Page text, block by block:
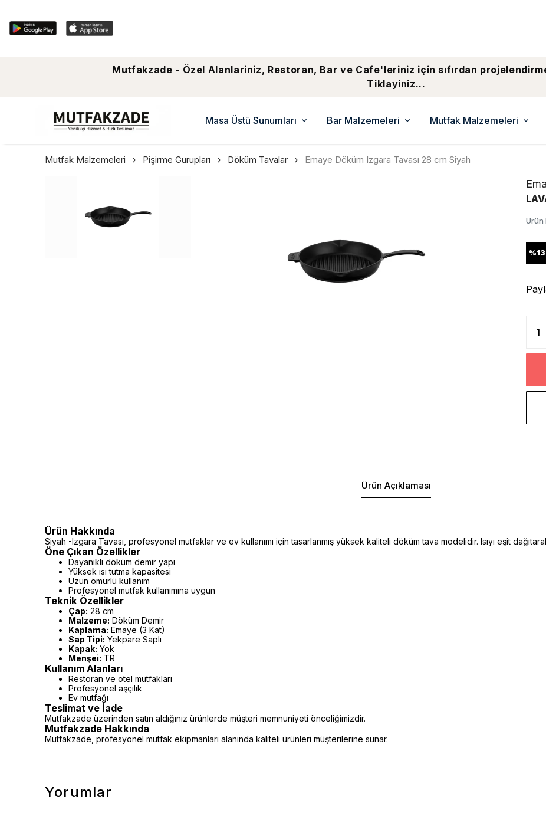
Mutfakzade - Özel Alanlariniz, Restoran, Bar ve Cafe'leriniz için sıfırdan
Tiklayiniz...
Masa Üstü Sunumları Bar Malzemeleri Mutfak Malzemeleri
Mutfak Malzemeleri Pişirme Gurupları Döküm Tavalar Emaye Döküm Izgara Tavası 28 cm Siyah
Ürün
%13
Ürün Açıklaması
Ürün Hakkında
Siyah -Izgara Tavası, profesyonel mutfaklar ve ev kullanımı için tasarlanmış yüksek kaliteli döküm tava modelidir. Isıyı eşit
Öne Çıkan Özellikler
Dayanıklı döküm demir yapı
Yüksek ısı tutma kapasitesi
Uzun ömürlü kullanım
Profesyonel mutfak kullanımına uygun
Teknik Özellikler
Çap: 28 cm
Malzeme: Döküm Demir
Kaplama: Emaye (3 Kat)
Sap Tipi: Yekpare Saplı
Kapak: Yok
Menşei: TR
Kullanım Alanları
Restoran ve otel mutfakları
Profesyonel aşçılık
Ev mutfağı
Teslimat ve İade
Mutfakzade üzerinden satın aldığınız ürünlerde müşteri memnuniyeti önceliğimizdir.
Mutfakzade Hakkında
Mutfakzade, profesyonel mutfak ekipmanları alanında kaliteli ürünleri müşterilerine sunar.
Yorumlar